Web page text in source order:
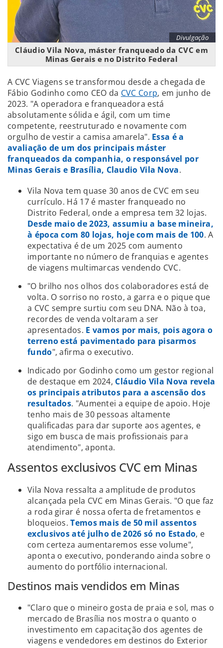
Divulgação
Cláudio Vila Nova, máster franqueado da CVC em
Minas Gerais e no Distrito Federal
A CVC Viagens se transformou desde a chegada de
Fábio Godinho como CEO da CVC Corp, em junho de
2023. "A operadora e franqueadora está
absolutamente sólida e ágil, com um time
competente, reestruturado e novamente com
orgulho de vestir a camisa amarela". Essa é a
avaliação de um dos principais máster
franqueados da companhia, o responsável por
Minas Gerais e Brasília, Claudio Vila Nova.
Vila Nova tem quase 30 anos de CVC em seu
currículo. Há 17 é master franqueado no
Distrito Federal, onde a empresa tem 32 lojas.
Desde maio de 2023, assumiu a base mineira,
à época com 80 lojas, hoje com mais de 100. A
expectativa é de um 2025 com aumento
importante no número de franquias e agentes
de viagens multimarcas vendendo CVC.
"O brilho nos olhos dos colaboradores está de
volta. O sorriso no rosto, a garra e o pique que
a CVC sempre surtiu com seu DNA. Não à toa,
recordes de venda voltaram a ser
apresentados. E vamos por mais, pois agora o
terreno está pavimentado para pisarmos
fundo", afirma o executivo.
Indicado por Godinho como um gestor regional
de destaque em 2024, Cláudio Vila Nova revela
os principais atributos para a ascensão dos
resultados. "Aumentei a equipe de apoio. Hoje
tenho mais de 30 pessoas altamente
qualificadas para dar suporte aos agentes, e
sigo em busca de mais profissionais para
atendimento", aponta.
Assentos exclusivos CVC em Minas
Vila Nova ressalta a amplitude de produtos
alcançada pela CVC em Minas Gerais. "O que faz
a roda girar é nossa oferta de fretamentos e
bloqueios.Temos mais de 50 mil assentos
exclusivos até julho de 2026 só no Estado, e
com certeza aumentaremos esse volume",
aponta o executivo, ponderando ainda sobre o
aumento do portfólio internacional.
Destinos mais vendidos em Minas
"Claro que o mineiro gosta de praia e sol, mas o
mercado de Brasília nos mostra o quanto o
investimento em capacitação dos agentes de
viagens e vendedores em destinos do Exterior